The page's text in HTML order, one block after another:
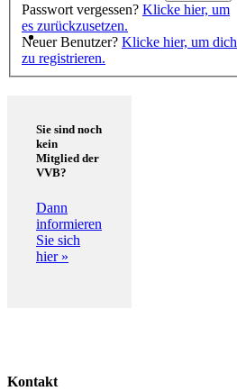
Passwort vergessen? Klicke hier, um
es zurückzusetzen.
Neuer Benutzer? Klicke hier, um dich
zu registrieren.
Sie sind noch
kein
Mitglied der
VVB?
Dann
informieren
Sie sich
hier »
Kontakt